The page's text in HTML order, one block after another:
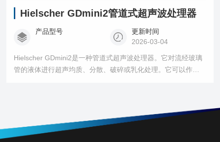
Hielscher GDmini2管道式超声波处理器
产品型号
更新时间
2026-03-04
Hielscher GDmini2是一种管道式超声波处理器。它对流经玻璃
管的液体进行超声均质、分散、破碎或乳化处理。它可以作为